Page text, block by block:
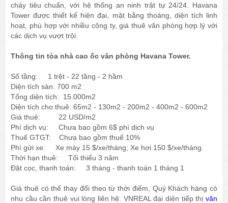
cháy tiêu chuẩn, với hệ thống an ninh trật tự 24/24. Havana
Tower được thiết kế hiện đại, mặt bằng thoáng, diện tích linh
hoạt, phù hợp với nhiều công ty, giá thuê văn phòng hợp lý với
các dịch vụ vượt trội.
Thông tin tòa nhà cao ốc văn phòng Havana Tower.
Số tầng: 1 trệt - 22 tầng - 2 hầm
Diện tích sàn: 700 m2
Tổng diện tích: 15.000m2
Diện tích cho thuê: 65m2 - 130m2 - 200m2 - 400m2 - 600m2
Giá thuê: 22 USD/m2
Phí dịch vụ: Chưa bao gồm 6$ phí dịch vụ
Thuế GTGT: Chưa bao gồm thuế 10%
Phí gửi xe: Xe máy 15 $/xe/tháng; Xe hơi 150 $/xe/tháng.
Thời hạn thuê: Tối thiểu 3 năm
Đặt cọc, thanh toán: 3 tháng - thanh toán 1 tháng 1
Giá thuê có thể thay đổi theo từ thời điểm, Quý Khách hàng có
nhu cầu cần thuê vui lòng liên hệ: VNREAL đại diện tiếp thị văn